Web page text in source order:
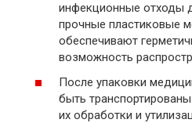
инфекционные отходы
прочные пластиковые
обеспечивают
возможность
После упаковки
быть
их обработки и